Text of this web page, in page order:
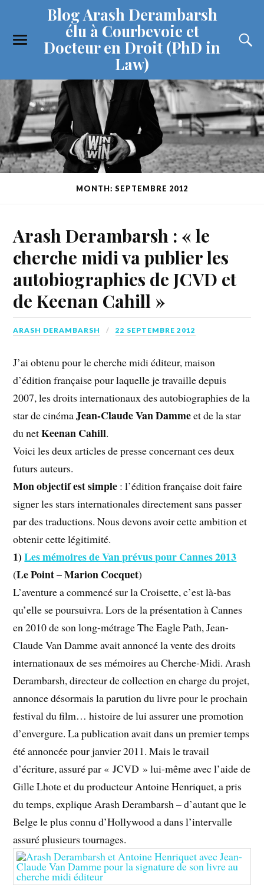
Blog Arash Derambarsh
élu à Courbevoie et
Docteur en Droit (PhD in
Law)
MONTH: SEPTEMBRE 2012
Arash Derambarsh : « le
cherche midi va publier les
autobiographies de JCVD et
de Keenan Cahill »
ARASH DERAMBARSH 22 SEPTEMBRE 2012
J’ai obtenu pour le cherche midi éditeur, maison
d’édition française pour laquelle je travaille depuis
2007, les droits internationaux des autobiographies de la
star de cinémaJean-Claude Van Dammeet de la star
du netKeenan Cahill.
Voici les deux articles de presse concernant ces deux
futurs auteurs.
Mon objectif est simple : l’édition française doit faire
signer les stars internationales directement sans passer
par des traductions. Nous devons avoir cette ambition et
obtenir cette légitimité.
1)Les mémoires de Van prévus pour Cannes 2013
(Le Point–Marion Cocquet)
L’aventure a commencé sur la Croisette, c’est là-bas
qu’elle se poursuivra. Lors de la présentation à Cannes
en 2010 de son long-métrage The Eagle Path, Jean-
Claude Van Damme avait annoncé la vente des droits
internationaux de ses mémoires au Cherche-Midi. Arash
Derambarsh, directeur de collection en charge du projet,
annonce désormais la parution du livre pour le prochain
festival du film… histoire de lui assurer une promotion
d’envergure. La publication avait dans un premier temps
été annoncée pour janvier 2011. Mais le travail
d’écriture, assuré par « JCVD » lui-même avec l’aide de
Gille Lhote et du producteur Antoine Henriquet, a pris
du temps, explique Arash Derambarsh – d’autant que le
Belge le plus connu d’Hollywood a dans l’intervalle
assuré plusieurs tournages.